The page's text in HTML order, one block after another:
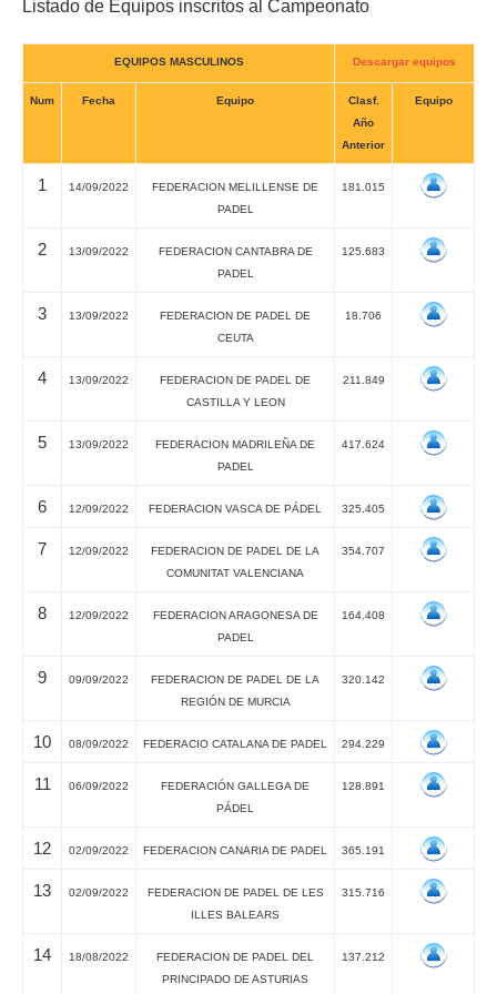
Listado de Equipos inscritos al Campeonato
EQUIPOS MASCULINOS Descargar equipos
Num Fecha Equipo
Clasf.
Año
Anterior
Equipo
1 14/09/2022
FEDERACION MELILLENSE DE
PADEL
181.015
2 13/09/2022
FEDERACION CANTABRA DE
PADEL
125.683
3 13/09/2022
FEDERACION DE PADEL DE
CEUTA
18.706
4 13/09/2022
FEDERACION DE PADEL DE
CASTILLA Y LEON
211.849
5 13/09/2022
FEDERACION MADRILEÑA DE
PADEL
417.624
6 12/09/2022 FEDERACION VASCA DE PÁDEL 325.405
7 12/09/2022
FEDERACION DE PADEL DE LA
COMUNITAT VALENCIANA
354.707
8 12/09/2022
FEDERACION ARAGONESA DE
PADEL
164.408
9 09/09/2022
FEDERACION DE PADEL DE LA
REGIÓN DE MURCIA
320.142
10 08/09/2022 FEDERACIO CATALANA DE PADEL 294.229
11 06/09/2022
FEDERACIÓN GALLEGA DE
PÁDEL
128.891
12 02/09/2022 FEDERACION CANARIA DE PADEL 365.191
13 02/09/2022
FEDERACION DE PADEL DE LES
ILLES BALEARS
315.716
14 18/08/2022
FEDERACION DE PADEL DEL
PRINCIPADO DE ASTURIAS
137.212